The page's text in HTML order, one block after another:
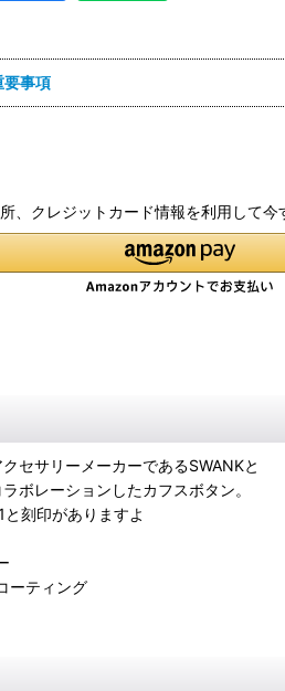
要事項
、クレジットカード情報を利用して今
セサリーメーカーであるSWANKと
ボレーションしたカフスボタン。
刻印がありますよ
ーティング